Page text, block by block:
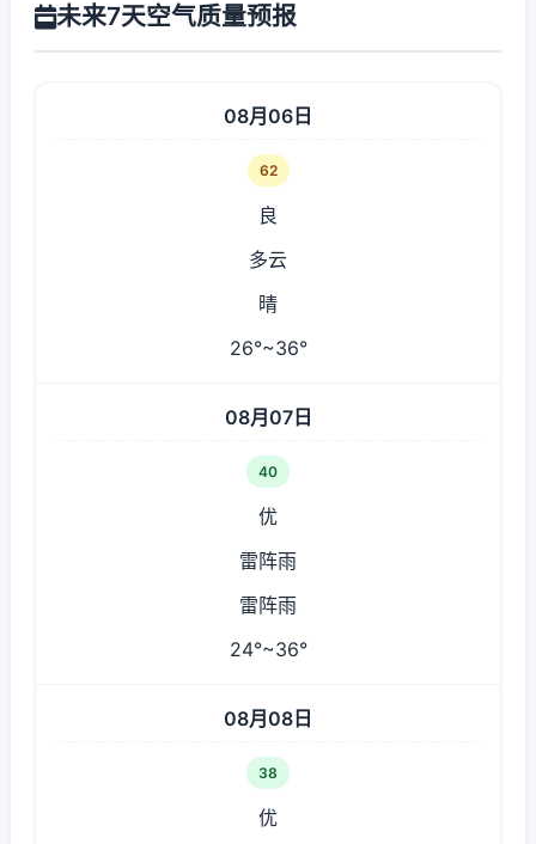
未来7天空气质量预报
08月06日
62
良
多云
晴
26°~36°
08月07日
40
优
雷阵雨
雷阵雨
24°~36°
08月08日
38
优